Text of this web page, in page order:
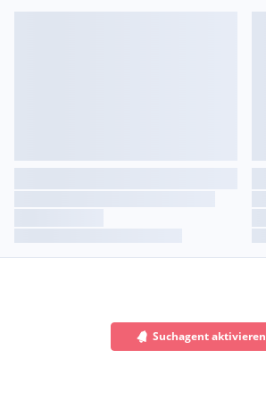
Suchagent aktivieren